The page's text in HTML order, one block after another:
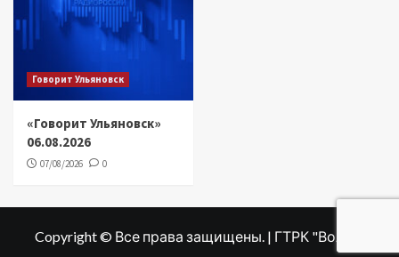
Говорит Ульяновск
«Говорит Ульяновск»
06.08.2026
07/08/2026 0
Copyright © Все права защищены. | ГТРК "Волга"